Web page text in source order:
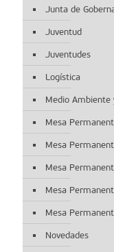
Junta de
Juventud
Juventudes
Logística
Medio Ambiente
Mesa
Mesa
Mesa
Mesa
Mesa
Novedades